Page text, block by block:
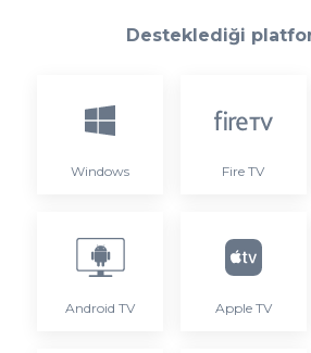
Desteklediği
Windows Fire TV
Android TV Apple TV